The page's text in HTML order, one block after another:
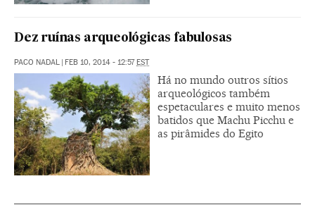
Dez ruínas arqueológicas fabulosas
PACO NADAL | FEB 10, 2014 - 12:57EST
Há no mundo outros sítios
arqueológicos também
espetaculares e muito menos
batidos que Machu Picchu e
as pirâmides do Egito